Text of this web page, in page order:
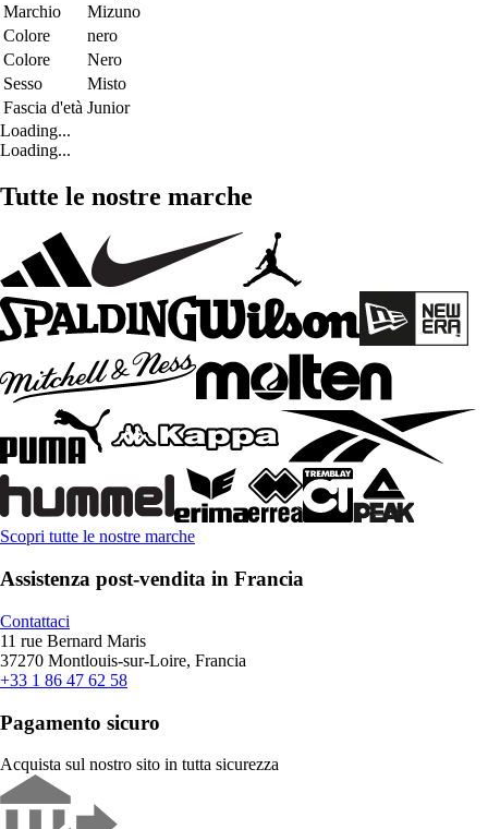
Marchio
Mizuno
Colore
nero
Colore
Nero
Sesso
Misto
Fascia d'età Junior
Loading...
Loading...
Tutte le nostre marche
Scopri tutte le nostre marche
Assistenza post-vendita in Francia
Contattaci
11 rue Bernard Maris
37270 Montlouis-sur-Loire, Francia
+33 1 86 47 62 58
Pagamento sicuro
Acquista sul nostro sito in tutta sicurezza